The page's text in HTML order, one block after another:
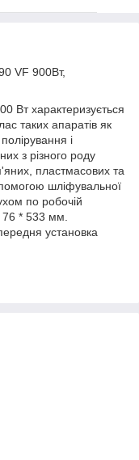
VF 900Вт,
Вт характеризується
таких апаратів як
і
з різного роду
пластмасових та
шліфувальної
по робочій
76 * 533 мм.
установка